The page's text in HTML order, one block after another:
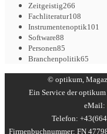
Zeitgeistig266
Fachliteratur108
Instrumentenoptik101
Software88
Personen85
Branchenpolitik65
© optikum,
Ein Service der optikum
eMail:
Telefon:
Firmenbuchnummer: FN